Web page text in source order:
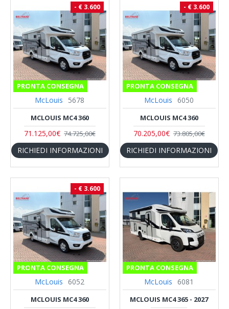
PRONTA CONSEGNA
- € 3.600
McLouis 5678
MCLOUIS MC4 360
71.125,00€ 74.725,00€
RICHIEDI INFORMAZIONI
PRONTA CONSEGNA
- € 3.600
McLouis 6050
MCLOUIS MC4 360
70.205,00€ 73.805,00€
RICHIEDI INFORMAZIONI
PRONTA CONSEGNA
- € 3.600
McLouis 6052
MCLOUIS MC4 360
PRONTA CONSEGNA
McLouis 6081
MCLOUIS MC4 365 - 2027